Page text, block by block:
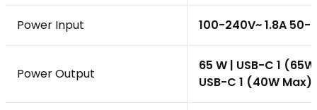
Power Input 100-240V~ 1.8A 50-
Power Output
65 W | USB-C 1
USB-C 1 (40W Max)